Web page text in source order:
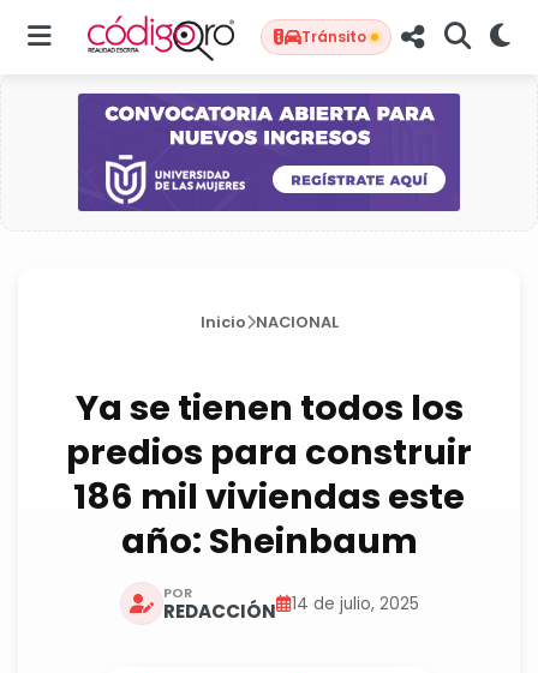
Tránsito
Inicio NACIONAL
Ya se tienen todos los
predios para construir
186 mil viviendas este
año: Sheinbaum
POR
REDACCIÓN 14 de julio, 2025